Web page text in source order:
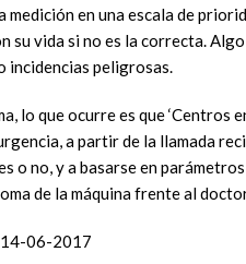
en una escala de
su vida si no es la correcta.
incidencias peligrosas.
lo que ocurre es que ‘Centros
a partir de la llamada
o no, y a basarse en
de la máquina frente al
06-2017